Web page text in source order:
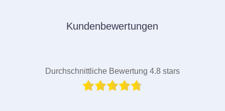
Kundenbewertungen
Durchschnittliche Bewertung 4.8 stars